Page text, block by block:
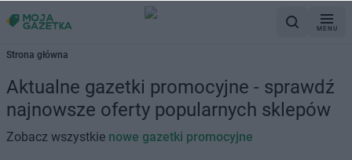
MENU
Strona główna
Aktualne gazetki promocyjne - sprawdź
najnowsze oferty popularnych sklepów
Zobacz wszystkie nowe gazetki promocyjne